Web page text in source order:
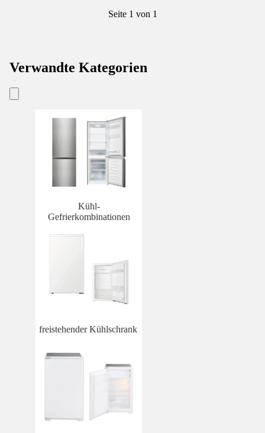
Seite 1 von 1
Verwandte Kategorien
Kühl-
Gefrierkombinationen
freistehender Kühlschrank